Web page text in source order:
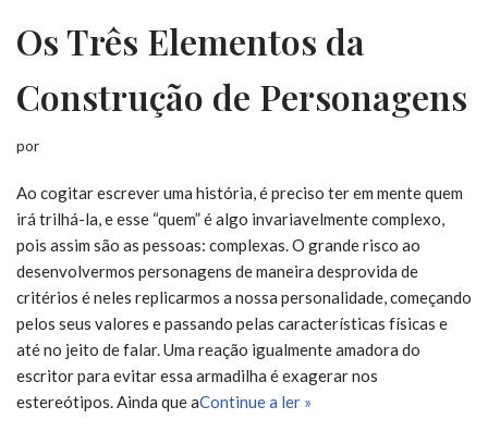
Os Três Elementos da
Construção de Personagens
por
Ao cogitar escrever uma história, é preciso ter em mente quem
irá trilhá-la, e esse “quem” é algo invariavelmente complexo,
pois assim são as pessoas: complexas. O grande risco ao
desenvolvermos personagens de maneira desprovida de
critérios é neles replicarmos a nossa personalidade, começando
pelos seus valores e passando pelas características físicas e
até no jeito de falar. Uma reação igualmente amadora do
escritor para evitar essa armadilha é exagerar nos
estereótipos. Ainda que aContinue a ler »